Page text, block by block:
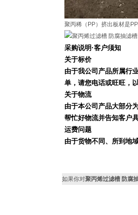
聚丙稀（PP）挤出板材是
采购说明·客户须知
关于标价
由于我公司产品所属行
单，请您电话或旺旺，
关于物流
由于本公司产品大部分
帮忙好物流并告知客户
运费问题
由于货物不同、所到地
如果你对聚丙烯过滤槽 防腐